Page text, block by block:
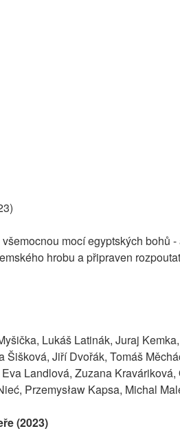
mocí egyptských bohů
hrobu a připraven
Lukáš Latinák, Juraj
Šišková, Jiří Dvořák, Tomáš
Landlová, Zuzana
Przemysław Kapsa, Michal
(2023)